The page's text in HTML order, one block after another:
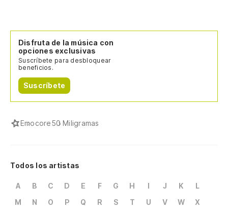
Disfruta de la música con
opciones exclusivas
Suscríbete para desbloquear
beneficios.
Suscríbete
Emocore50 Miligramas
Todos los artistas
A B C D E F G H I J K
L
M
N O P Q R S T U V W
X